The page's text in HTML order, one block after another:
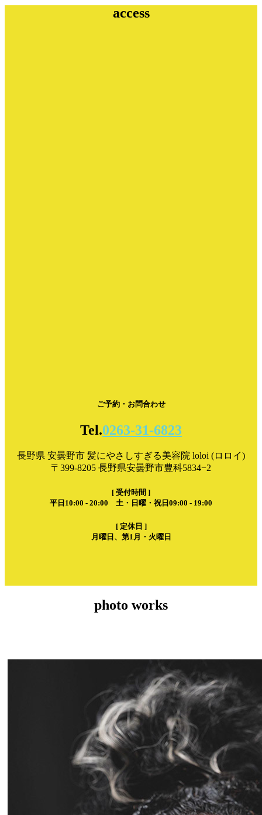
access
ご予約・お問合わせ
Tel.0263-31-6823
長野県 安曇野市 髪にやさしすぎる美容院 loloi (ロロイ)
〒399-8205 長野県安曇野市豊科5834−2
[ 受付時間 ]
平日10:00 - 20:00 土・日曜・祝日09:00 - 19:00
[ 定休日 ]
月曜日、第1月・火曜日
photo works